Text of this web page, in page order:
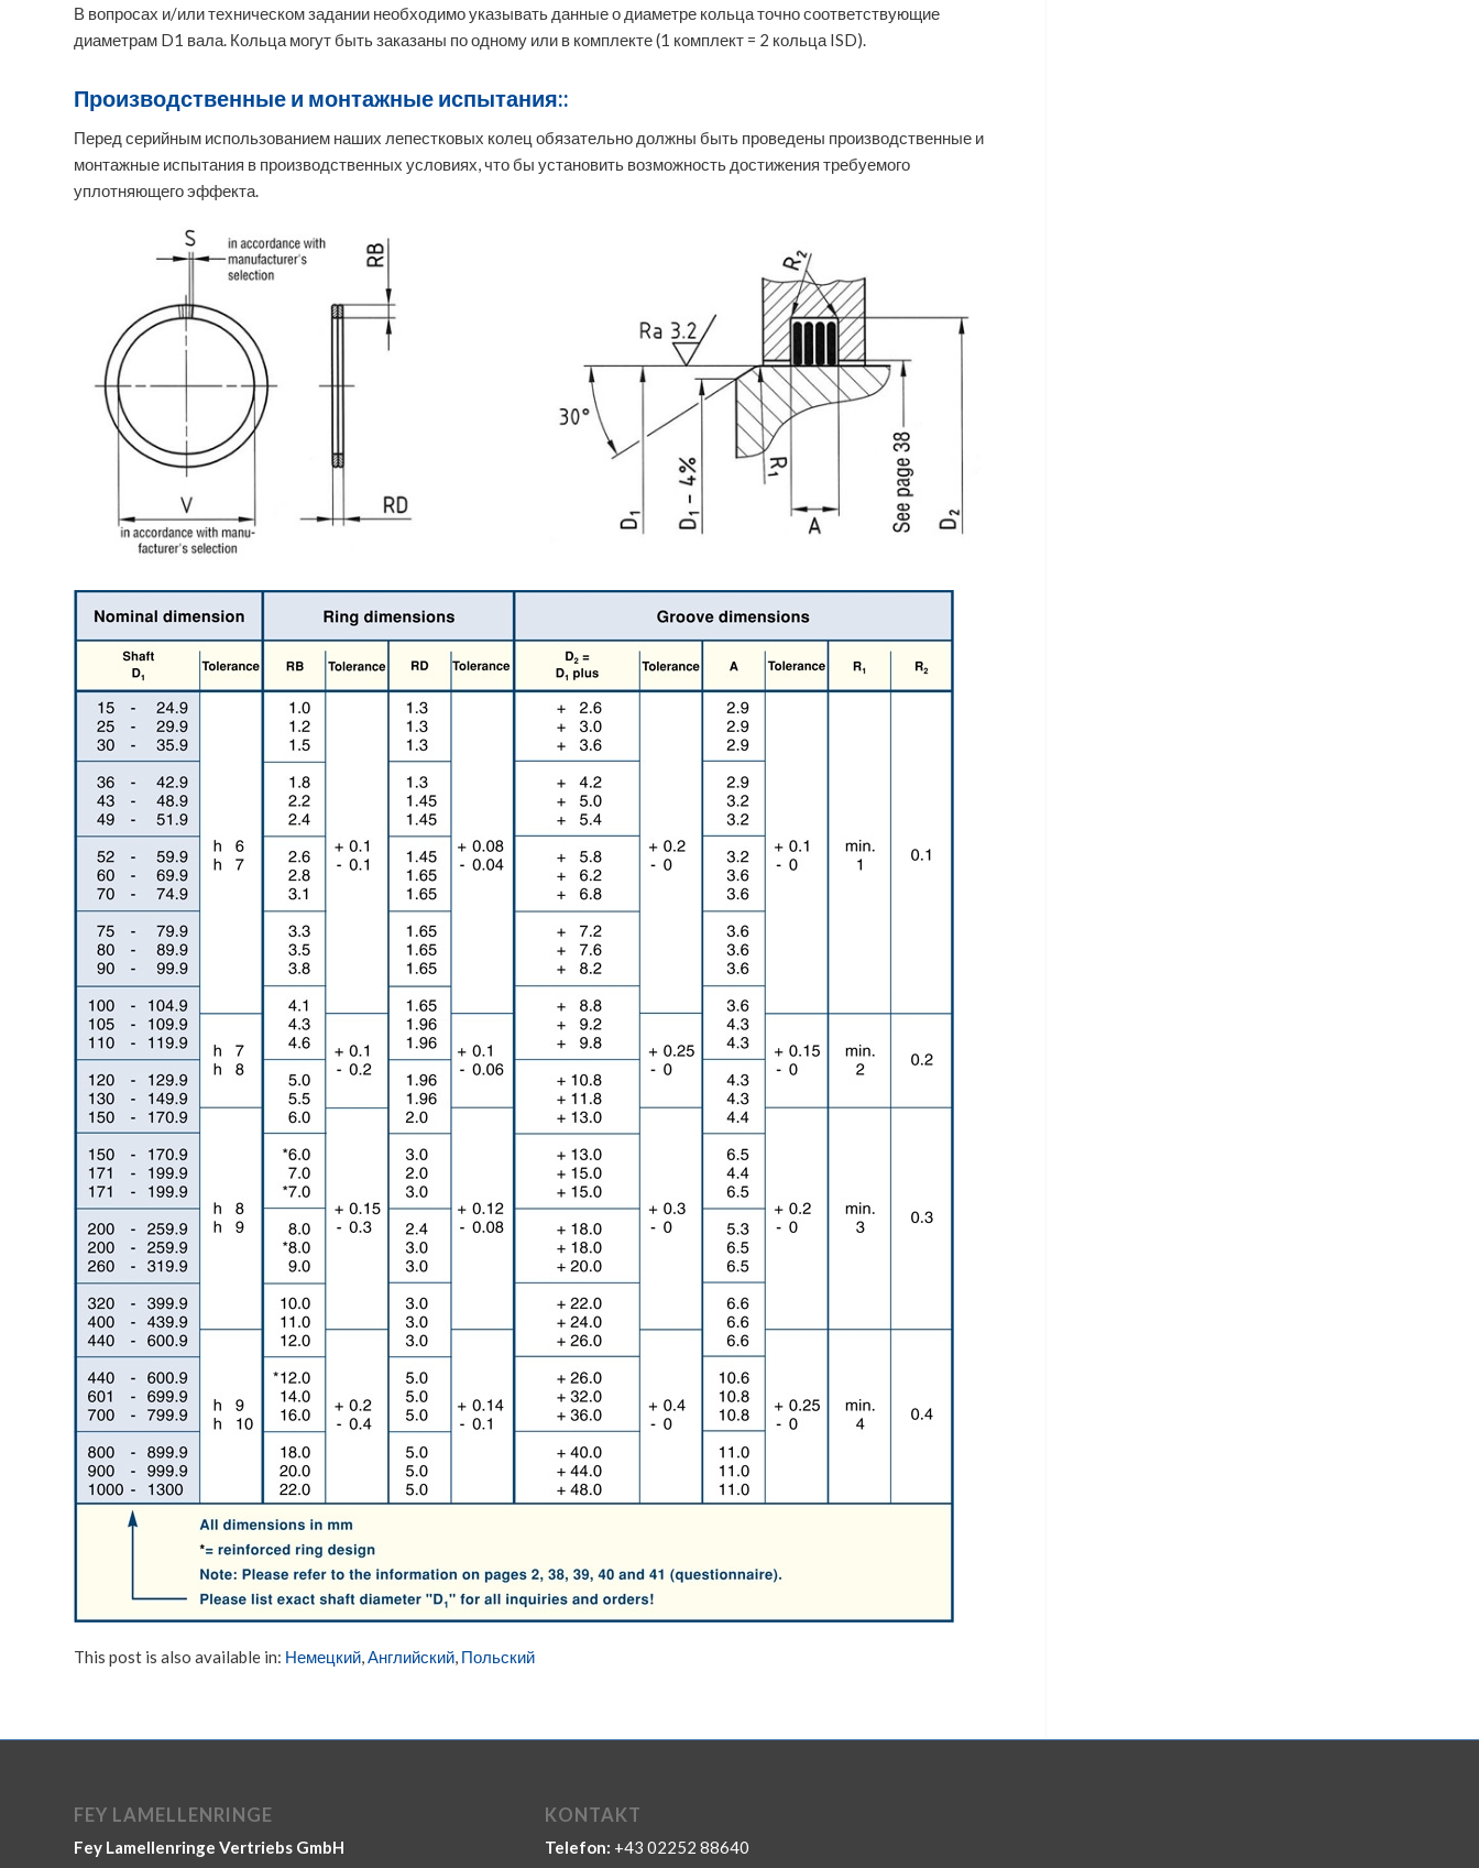
В вопросах и/или техническом задании необходимо указывать данные о диаметре кольца точно соответствующие
диаметрам D1 вала. Кольца могут быть заказаны по одному или в комплекте (1 комплект = 2 кольца ISD).
Производственные и монтажные испытания::
Перед серийным использованием наших лепестковых колец обязательно должны быть проведены производственные и
монтажные испытания в производственных условиях, что бы установить возможность достижения требуемого
уплотняющего эффекта.
This post is also available in: Немецкий Английский Польский
FEY LAMELLENRINGE
Fey Lamellenringe Vertriebs GmbH
KONTAKT
Telefon: +43 02252 88640